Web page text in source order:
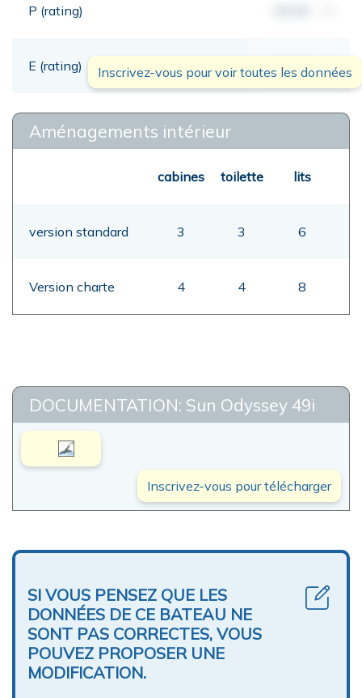
P (rating)
E (rating) 00,00
Inscrivez-vous pour voir toutes les données
Aménagements intérieur
cabines toilette lits
version standard 3 3 6
Version charte 4 4 8
DOCUMENTATION: Sun Odyssey 49i
Inscrivez-vous pour télécharger
SI VOUS PENSEZ QUE LES
DONNÉES DE CE BATEAU NE
SONT PAS CORRECTES, VOUS
POUVEZ PROPOSER UNE
MODIFICATION.